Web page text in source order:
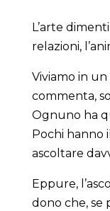
L’arte
relazioni,
Viviamo in
commenta,
Ognuno ha
Pochi hanno
ascoltare
Eppure,
dono che, se